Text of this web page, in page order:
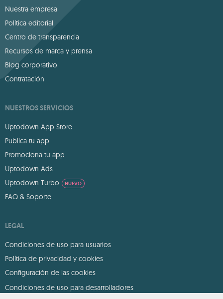
Nuestra empresa
Política editorial
Centro de transparencia
Recursos de marca y prensa
Blog corporativo
Contratación
NUESTROS SERVICIOS
Uptodown App Store
Publica tu app
Promociona tu app
Uptodown Ads
Uptodown Turbo
NUEVO
FAQ & Soporte
LEGAL
Condiciones de uso para usuarios
Política de privacidad y cookies
Configuración de las cookies
Condiciones de uso para desarrolladores